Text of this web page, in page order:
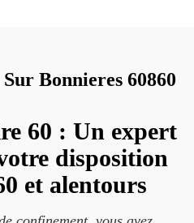
Bonnieres 60860
60 : Un expert
disposition
et alentours